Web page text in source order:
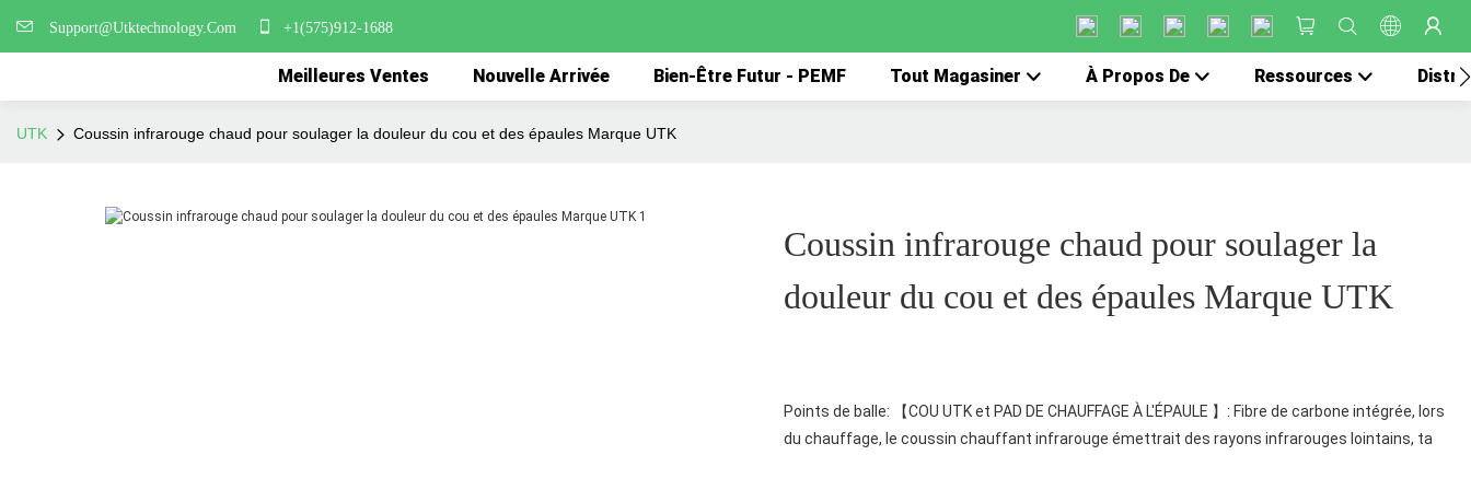
Support@Utktechnology.Com +1(575)912-1688
Meilleures Ventes Nouvelle Arrivée Bien-Être Futur - PEMF Tout Magasiner À Propos De Ressources
UTK Coussin infrarouge chaud pour soulager la douleur du cou et des épaules Marque UTK
Coussin infrarouge chaud pour soulager la
douleur du cou et des épaules Marque UTK
Points de balle: 【COU UTK et PAD DE CHAUFFAGE À L'ÉPAULE 】: Fibre de carbone intégrée, lors
du chauffage, le coussin chauffant infrarouge émettrait des rayons infrarouges lointains, ta